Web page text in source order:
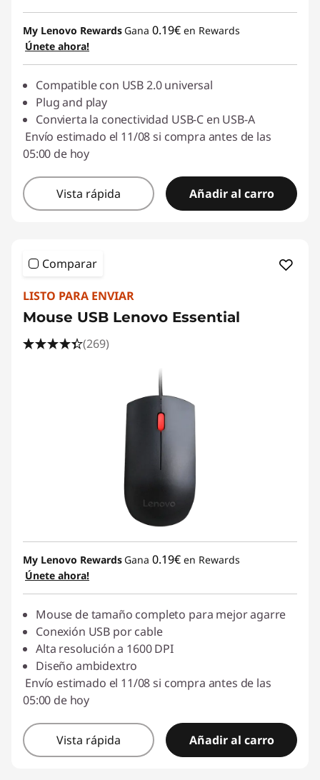
My Lenovo Rewards Gana 0.19€ en Rewards
Únete ahora!
Compatible con USB 2.0 universal
Plug and play
Convierta la conectividad USB-C en USB-A
Envío estimado el 11/08 si compra antes de las
05:00 de hoy
Vista rápida Añadir al carro
Comparar
LISTO PARA ENVIAR
Mouse USB Lenovo Essential
(269)
My Lenovo Rewards Gana 0.19€ en Rewards
Únete ahora!
Mouse de tamaño completo para mejor agarre
Conexión USB por cable
Alta resolución a 1600 DPI
Diseño ambidextro
Envío estimado el 11/08 si compra antes de las
05:00 de hoy
Vista rápida Añadir al carro